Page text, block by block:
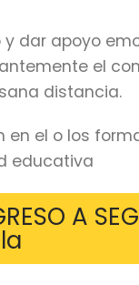
dar apoyo
el
distancia.
el o los
educativa
A